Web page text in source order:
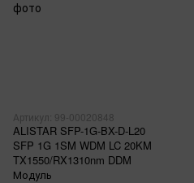
Артикул: 99-00020848
ALISTAR SFP-1G-BX-D-L20
SFP 1G 1SM WDM LC 20KM
TX1550/RX1310nm DDM
Модуль